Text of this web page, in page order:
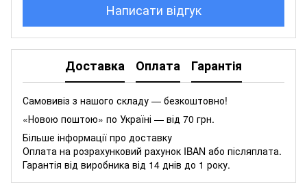
Написати відгук
Доставка Оплата Гарантія
Самовивіз з нашого складу — безкоштовно!
«Новою поштою» по Україні — від 70 грн.
Більше інформації про доставку
Оплата на розрахунковий рахунок IBAN або післяплата.
Гарантія від виробника від 14 днів до 1 року.